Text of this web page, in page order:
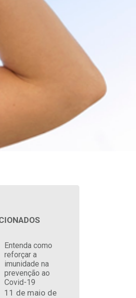
Entenda como
reforçar a
imunidade na
prevenção ao
Covid-19
11 de maio de